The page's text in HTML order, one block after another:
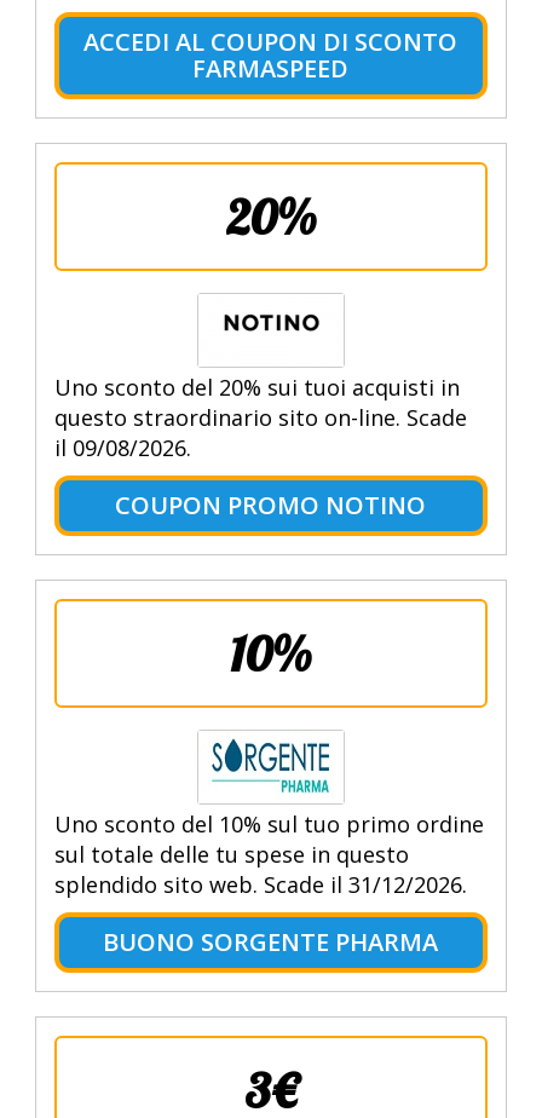
ACCEDI AL COUPON DI SCONTO
FARMASPEED
20%
Uno sconto del 20% sui tuoi acquisti in
questo straordinario sito on-line. Scade
il 09/08/2026.
COUPON PROMO NOTINO
10%
Uno sconto del 10% sul tuo primo ordine
sul totale delle tu spese in questo
splendido sito web. Scade il 31/12/2026.
BUONO SORGENTE PHARMA
3€